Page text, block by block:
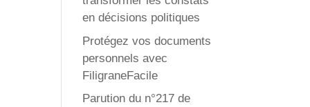
en décisions politiques
Protégez vos documents
personnels avec
FiligraneFacile
Parution du n°217 de